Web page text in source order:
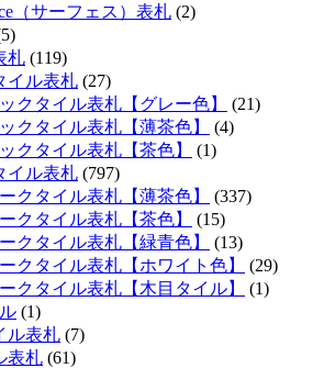
（サーフェス）表札 (2)
札 (119)
イル表札 (27)
クタイル表札【グレー色】
(21)
クタイル表札【薄茶色】
(4)
クタイル表札【茶色】
(1)
イル表札 (797)
クタイル表札【薄茶色】
(337)
クタイル表札【茶色】
(15)
クタイル表札【緑青色】
(13)
クタイル表札【ホワイト色】
(29)
クタイル表札【木目タイル】
(1)
(1)
ル表札 (7)
表札 (61)